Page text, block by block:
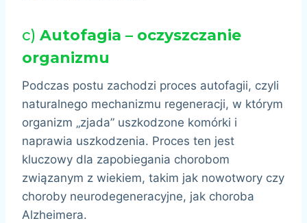
c) Autofagia – oczyszczanie
organizmu
Podczas postu zachodzi proces autofagii, czyli
naturalnego mechanizmu regeneracji, w którym
organizm „zjada” uszkodzone komórki i
naprawia uszkodzenia. Proces ten jest
kluczowy dla zapobiegania chorobom
związanym z wiekiem, takim jak nowotwory czy
choroby neurodegeneracyjne, jak choroba
Alzheimera.